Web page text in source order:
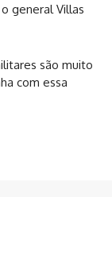
general Villas
são muito
com essa